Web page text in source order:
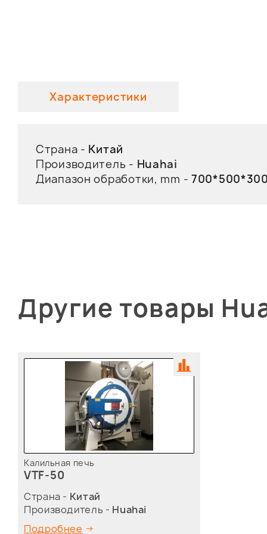
Характеристики
Страна - Китай
Производитель - Huahai
Диапазон обработки, mm -
Другие товары
Калильная печь
VTF-50
Страна - Китай
Производитель - Huahai
Подробнее